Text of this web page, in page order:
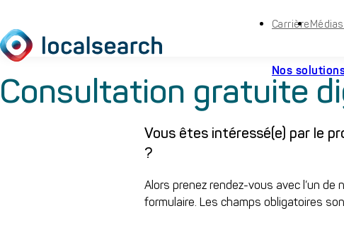
Carrière
Nos
Consultation gratuite
Vous êtes intéressé(e) par le
?
Alors prenez rendez-vous avec l’un
formulaire. Les champs obligatoires